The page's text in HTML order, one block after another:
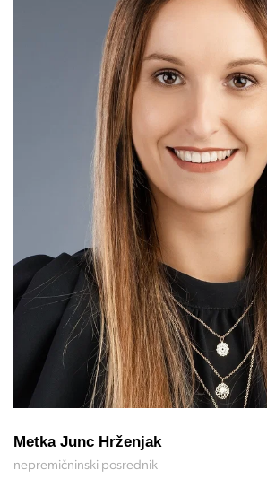
Metka Junc Hrženjak
nepremičninski posrednik